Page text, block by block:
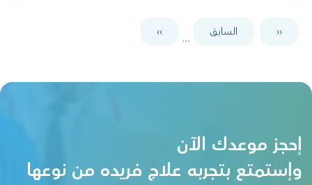
‹‹ السابق ...
››
إحجز موعدك الآن
وإستمتع بتجربه علاج فريده من نوعها